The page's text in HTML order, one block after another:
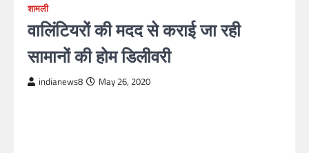
शामली
वालिंटियरों की मदद से कराई जा रही
सामानों की होम डिलीवरी
indianews8 May 26, 2020